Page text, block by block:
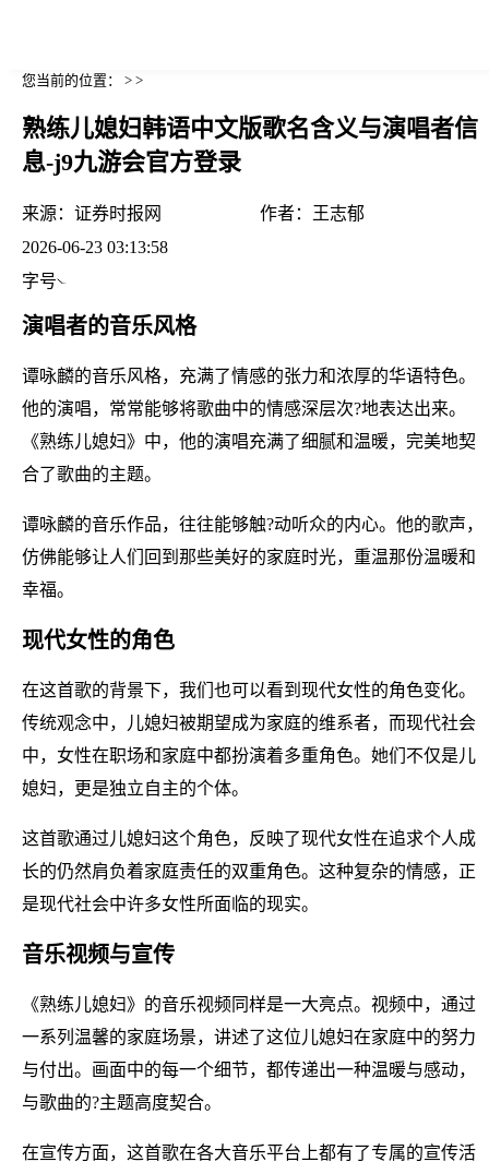
您当前的位置： > >
熟练儿媳妇韩语中文版歌名含义与演唱者信
息-j9九游会官方登录
来源： 证券时报网 作者：
王志郁
2026-06-23 03:13:58
字号
演唱者的音乐风格
谭咏麟的音乐风格，充满了情感的张力和浓厚的华语特色。
他的演唱，常常能够将歌曲中的情感深层次?地表达出来。
《熟练儿媳妇》中，他的演唱充满了细腻和温暖，完美地契
合了歌曲的主题。
谭咏麟的音乐作品，往往能够触?动听众的内心。他的歌声，
仿佛能够让人们回到那些美好的家庭时光，重温那份温暖和
幸福。
现代女性的角色
在这首歌的背景下，我们也可以看到现代女性的角色变化。
传统观念中，儿媳妇被期望成为家庭的维系者，而现代社会
中，女性在职场和家庭中都扮演着多重角色。她们不仅是儿
媳妇，更是独立自主的个体。
这首歌通过儿媳妇这个角色，反映了现代女性在追求个人成
长的仍然肩负着家庭责任的双重角色。这种复杂的情感，正
是现代社会中许多女性所面临的现实。
音乐视频与宣传
《熟练儿媳妇》的音乐视频同样是一大亮点。视频中，通过
一系列温馨的家庭场景，讲述了这位儿媳妇在家庭中的努力
与付出。画面中的每一个细节，都传递出一种温暖与感动，
与歌曲的?主题高度契合。
在宣传方面，这首歌在各大音乐平台上都有了专属的宣传活